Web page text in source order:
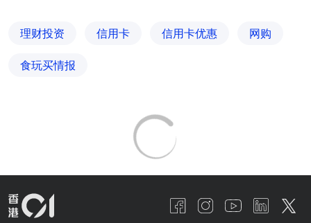
理财投资 信用卡 信用卡优惠 网购
食玩买情报